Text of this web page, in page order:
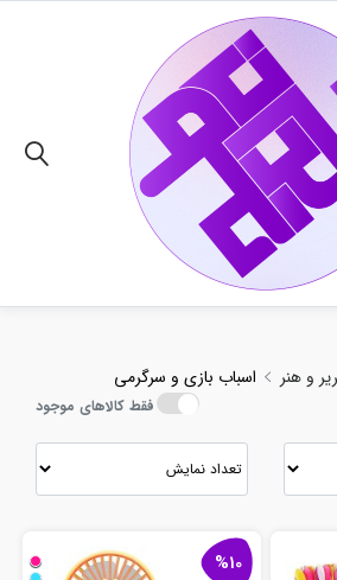
و هنر اسباب بازی و سرگرمی
فقط کالاهای موجود
%10